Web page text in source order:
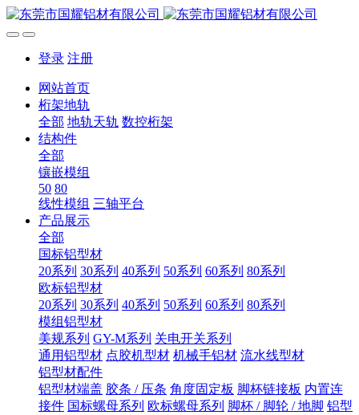
登录 注册
网站首页
桁架地轨
全部 地轨天轨 数控桁架
结构件
全部
镶嵌模组
50 80
线性模组 三轴平台
产品展示
全部
国标铝型材
20系列 30系列 40系列 50系列 60系列 80系列
欧标铝型材
20系列 30系列 40系列 50系列 60系列 80系列
模组铝型材
美规系列 GY-M系列 关电开关系列
通用铝型材 点胶机型材 机械手铝材 流水线型材
铝型材配件
铝型材端盖 胶条 / 压条 角度固定板 脚杯链接板 内置连
接件 国标螺母系列 欧标螺母系列 脚杯 / 脚轮 / 地脚 铝型